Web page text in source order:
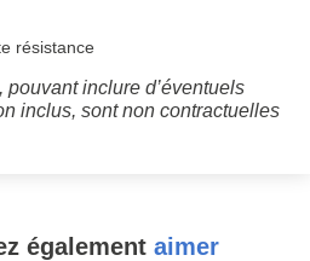
résistance
inclure d’éventuels
inclus, sont non contractuelles
également aimer